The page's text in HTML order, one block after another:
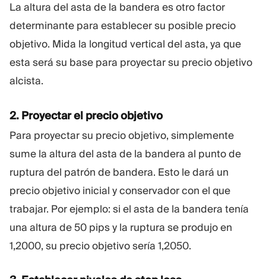
La altura del asta de la bandera es otro factor
determinante para establecer su posible precio
objetivo. Mida la longitud vertical del asta, ya que
esta será su base para proyectar su precio objetivo
alcista.
2. Proyectar el precio objetivo
Para proyectar su precio objetivo, simplemente
sume la altura del asta de la bandera al punto de
ruptura del patrón de bandera. Esto le dará un
precio objetivo inicial y conservador con el que
trabajar. Por ejemplo: si el asta de la bandera tenía
una altura de 50 pips y la ruptura se produjo en
1,2000, su precio objetivo sería 1,2050.